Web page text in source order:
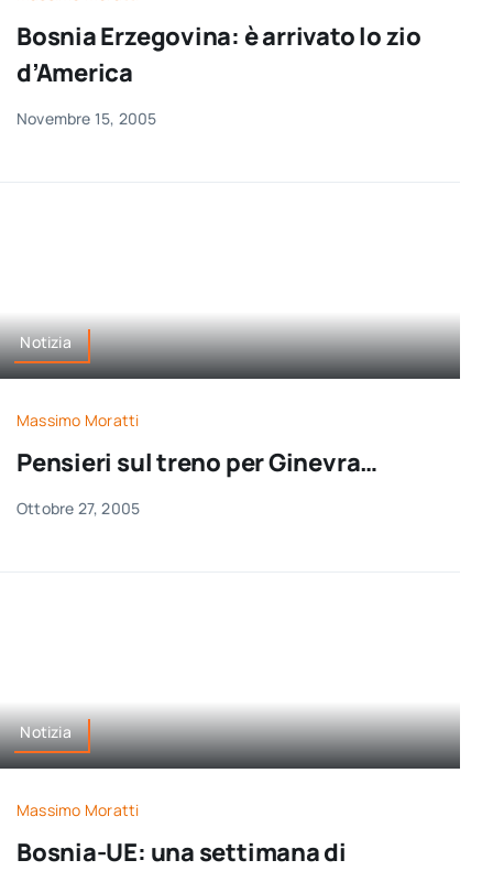
Newsletter
Bosnia Erzegovina: è arrivato lo zio
d’America
Novembre 15, 2005
Notizia
Massimo Moratti
Pensieri sul treno per Ginevra…
Ottobre 27, 2005
Notizia
Massimo Moratti
Bosnia-UE: una settimana di